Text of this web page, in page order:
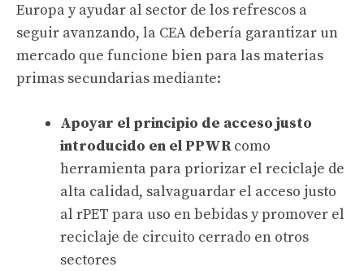
Europa y ayudar al sector de los refrescos a
seguir avanzando, la CEA debería garantizar un
mercado que funcione bien para las materias
primas secundarias mediante:
Apoyar el principio de acceso justo
introducido en el PPWRcomo
herramienta para priorizar el reciclaje de
alta calidad, salvaguardar el acceso justo
al rPET para uso en bebidas y promover el
reciclaje de circuito cerrado en otros
sectores